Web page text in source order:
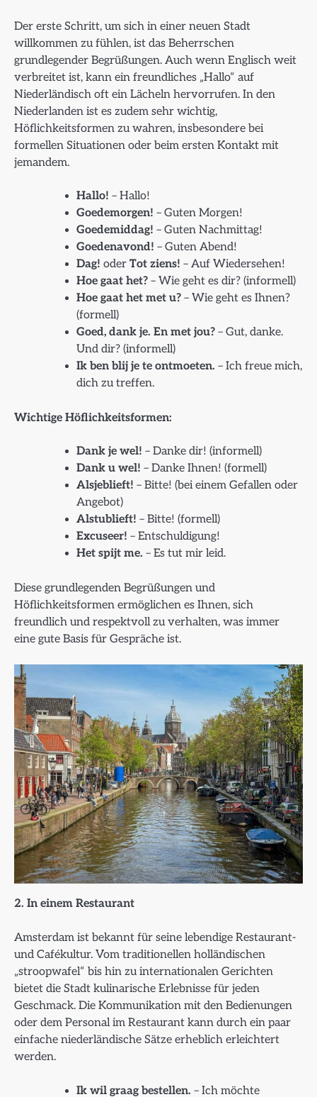
Der erste Schritt, um sich in einer neuen Stadt
willkommen zu fühlen, ist das Beherrschen
grundlegender Begrüßungen. Auch wenn Englisch weit
verbreitet ist, kann ein freundliches „Hallo“ auf
Niederländisch oft ein Lächeln hervorrufen. In den
Niederlanden ist es zudem sehr wichtig,
Höflichkeitsformen zu wahren, insbesondere bei
formellen Situationen oder beim ersten Kontakt mit
jemandem.
Hallo! – Hallo!
Goedemorgen! – Guten Morgen!
Goedemiddag! – Guten Nachmittag!
Goedenavond! – Guten Abend!
Dag! oder Tot ziens! – Auf Wiedersehen!
Hoe gaat het? – Wie geht es dir? (informell)
Hoe gaat het met u? – Wie geht es Ihnen?
(formell)
Goed, dank je. En met jou? – Gut, danke.
Und dir? (informell)
Ik ben blij je te ontmoeten. – Ich freue mich,
dich zu treffen.
Wichtige Höflichkeitsformen:
Dank je wel! – Danke dir! (informell)
Dank u wel! – Danke Ihnen! (formell)
Alsjeblieft! – Bitte! (bei einem Gefallen oder
Angebot)
Alstublieft! – Bitte! (formell)
Excuseer! – Entschuldigung!
Het spijt me. – Es tut mir leid.
Diese grundlegenden Begrüßungen und
Höflichkeitsformen ermöglichen es Ihnen, sich
freundlich und respektvoll zu verhalten, was immer
eine gute Basis für Gespräche ist.
2. In einem Restaurant
Amsterdam ist bekannt für seine lebendige Restaurant-
und Cafékultur. Vom traditionellen holländischen
„stroopwafel“ bis hin zu internationalen Gerichten
bietet die Stadt kulinarische Erlebnisse für jeden
Geschmack. Die Kommunikation mit den Bedienungen
oder dem Personal im Restaurant kann durch ein paar
einfache niederländische Sätze erheblich erleichtert
werden.
Ik wil graag bestellen. – Ich möchte